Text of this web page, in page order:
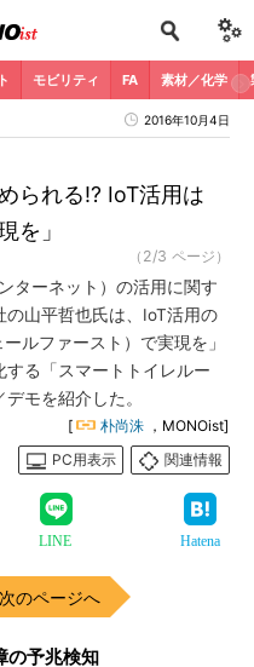
モビリティ FA 素材／化学
2016年10月4日
られる!? IoT活用は
を」
（2/3 ページ）
ターネット）の活用に関す
山平哲也氏は、IoT活用の
ルファースト）で実現を」
る「スマートトイレルー
モを紹介した。
[ 朴尚洙 ，MONOist]
PC用表示
関連情報
LINE Hatena
次のページへ
の予兆検知